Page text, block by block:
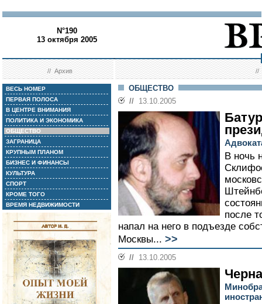
N°190
13 октября 2005
//Архив //
ВЕСЬ НОМЕР
ПЕРВАЯ ПОЛОСА
В ЦЕНТРЕ ВНИМАНИЯ
ПОЛИТИКА И ЭКОНОМИКА
ОБЩЕСТВО
ЗАГРАНИЦА
КРУПНЫМ ПЛАНОМ
БИЗНЕС И ФИНАНСЫ
КУЛЬТУРА
СПОРТ
КРОМЕ ТОГО
ВРЕМЯ НЕДВИЖИМОСТИ
ОБЩЕСТВО
// 13.10.2005
В ночь
после
напал на него в подъезде
Москвы... >>
// 13.10.2005